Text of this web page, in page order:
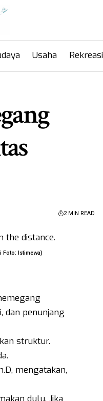
Usaha Rekreasi
2 MIN READ
Istimewa)
dan penunjang
struktur.
mengatakan,
dulu. Jika